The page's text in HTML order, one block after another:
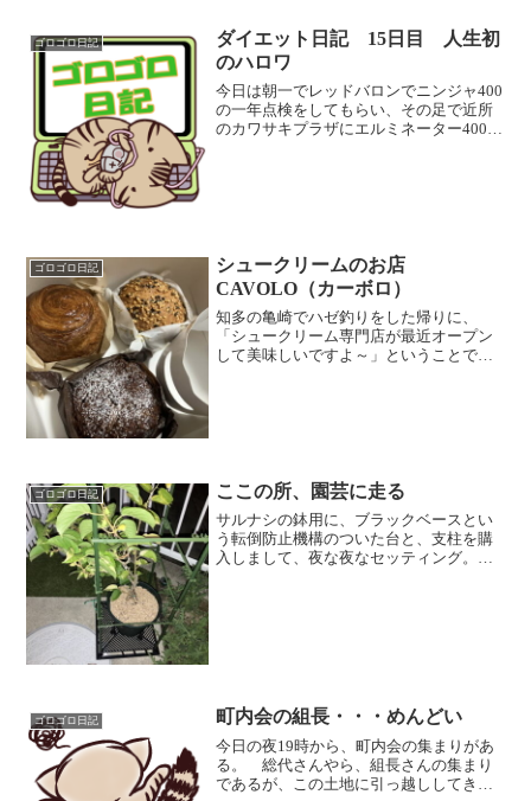
ゴロゴロ日記
ダイエット日記 15日目 人生初
のハロワ
今日は朝一でレッドバロンでニンジャ400
の一年点検をしてもらい、その足で近所
のカワサキプラザにエルミネーター400の
ゴロゴロ日記
シュークリームのお店
CAVOLO（カーボロ）
知多の亀崎でハゼ釣りをした帰りに、
「シュークリーム専門店が最近オープン
して美味しいですよ～」ということで、
ゴロゴロ日記 ここの所、園芸に走る
サルナシの鉢用に、ブラックベースとい
う転倒防止機構のついた台と、支柱を購
入しまして、夜な夜なセッティング。
ゴロゴロ日記 町内会の組長・・・めんどい
今日の夜19時から、町内会の集まりがあ
る。 総代さんやら、組長さんの集まり
であるが、この土地に引っ越ししてきて